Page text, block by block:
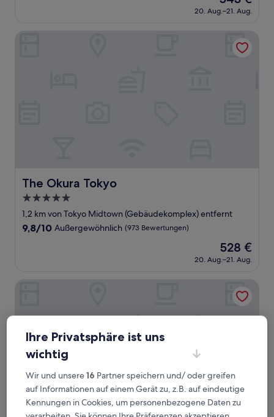
Bewertungen)
Preis
beträgt
20. Aug.–21. Aug.
The Okura Tokyo
The Okura Tokyo
5.0-
Sterne-
Unterkunft
1,2 km von Tokyo Midtown (Gebäudekomplex) entfernt
9.8
Bewertungen)
9,8/10 Außergewöhnlich (973 Bewertungen)
Der
Preis
beträgt
528 €
20. Aug.–21. Aug.
Ihre Privatsphäre ist uns
wichtig
Wir und unsere16 Partner speichern und/ oder greifen
auf Informationen auf einem Gerät zu, z.B. auf eindeutige
Kennungen in Cookies, um personenbezogene Daten zu